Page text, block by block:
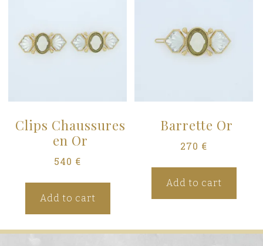
Clips Chaussures
en Or
540 €
Add to cart
Barrette Or
270 €
Add to cart